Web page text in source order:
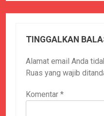
TINGGALKAN
Alamat email Anda
Ruas yang wajib
Komentar *